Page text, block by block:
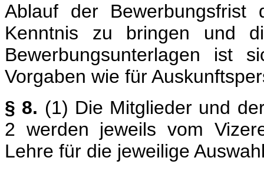
Ablauf der Bewerbungsfrist
Kenntnis zu bringen und
Bewerbungsunterlagen ist
Vorgaben wie für
§ 8. (1) Die Mitglieder und
2 werden jeweils vom
Lehre für die jeweilige